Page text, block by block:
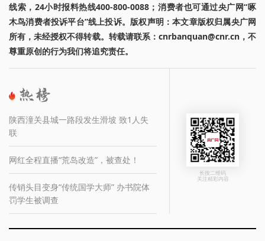
线索，24小时报料热线400-800-0088；消费者也可通过央广网“啄
木鸟消费者投诉平台”线上投诉。版权声明：本文章版权归属央广网
所有，未经授权不得转载。转载请联系：cnrbanquan@cnr.cn，不
尊重原创的行为我们将追究责任。
陕西潼关县城一路段发生滑坡 致1人失
联
网红全程直播“荒岛改造”，被查处！
传销头目变身“传统国学大师” 办书院体
罚学生被调查
长按二维码
关注精彩内容